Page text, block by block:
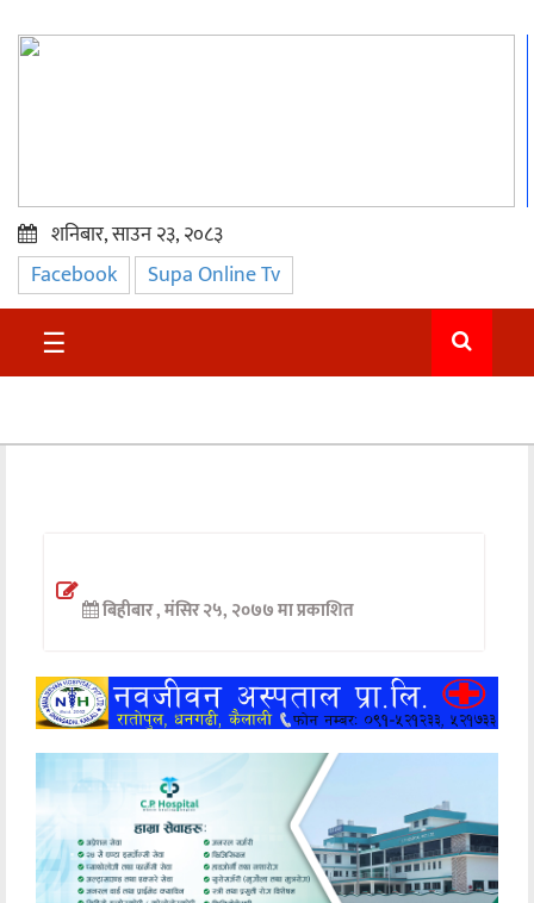
प्रमुख
समाचार
सुदुर
अन्तर्वार्ता
खेलकुद
मनोरञ्जन
अन्य
शनिबार, साउन २३, २०८३
Facebook Supa Online Tv
☰
बिहीबार , मंसिर २५, २०७७ मा प्रकाशित